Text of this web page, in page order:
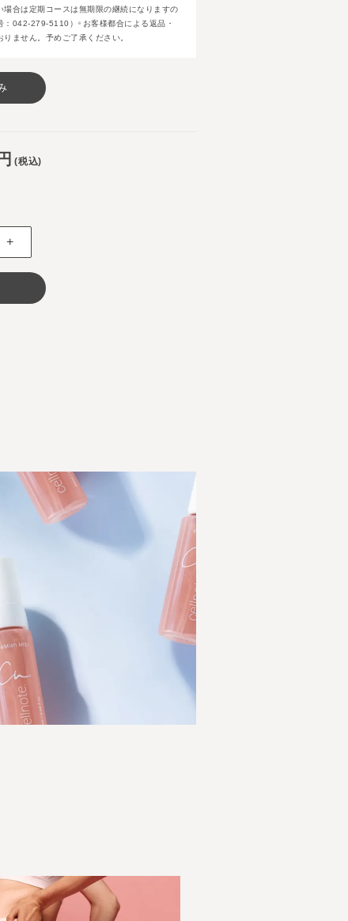
場合は定期コースは無期限の継続になりますの
：042-279-5110）
※ お客様都合による返品・
ません。予めご了承ください。
(税込)
+